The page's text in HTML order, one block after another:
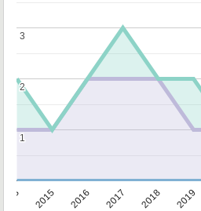
2015 2016 2017 2018 2019
11
2
2
3
3